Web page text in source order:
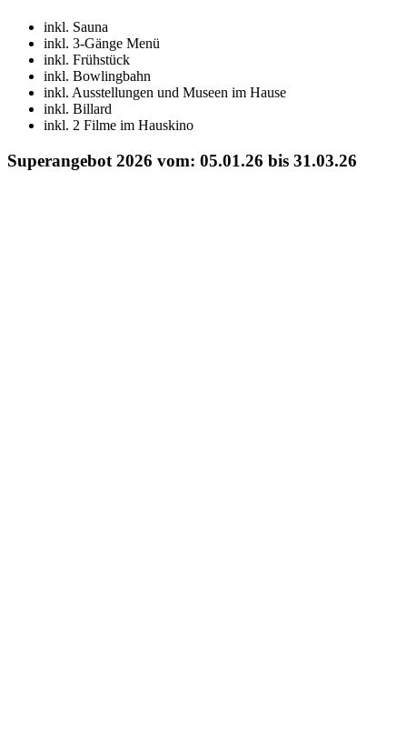
inkl. Sauna
inkl. 3-Gänge Menü
inkl. Frühstück
inkl. Bowlingbahn
inkl. Ausstellungen und Museen im Hause
inkl. Billard
inkl. 2 Filme im Hauskino
Superangebot 2026 vom: 05.01.26 bis 31.03.26